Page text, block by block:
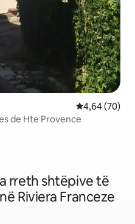
Vlerësimi
4,64 (70)
de Hte Provence
rreth shtëpive të
Riviera Franceze